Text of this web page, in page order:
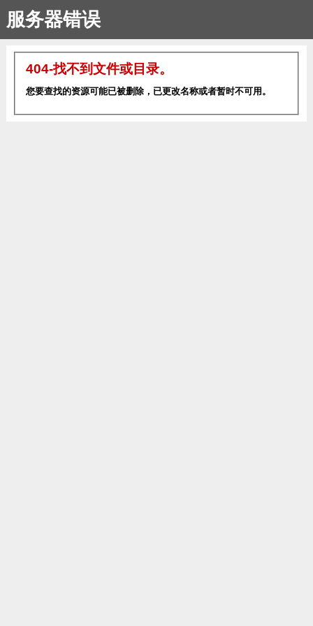
服务器错误
404-找不到文件或目录。
您要查找的资源可能已被删除，已更改名称或者暂时不可用。